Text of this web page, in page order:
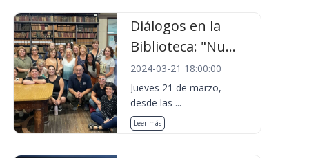
Diálogos en la
Biblioteca: "Nu...
2024-03-21 18:00:00
Jueves 21 de marzo,
desde las ...
Leer más